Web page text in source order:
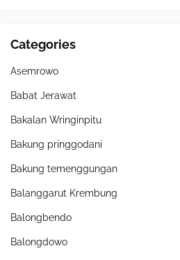
Categories
Asemrowo
Babat Jerawat
Bakalan Wringinpitu
Bakung pringgodani
Bakung temenggungan
Balanggarut Krembung
Balongbendo
Balongdowo